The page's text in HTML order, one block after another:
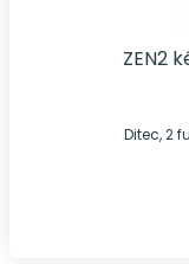
ZEN2
Ditec, 2